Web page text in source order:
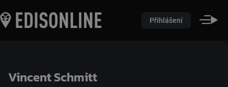
Přihlášení
Vincent Schmitt